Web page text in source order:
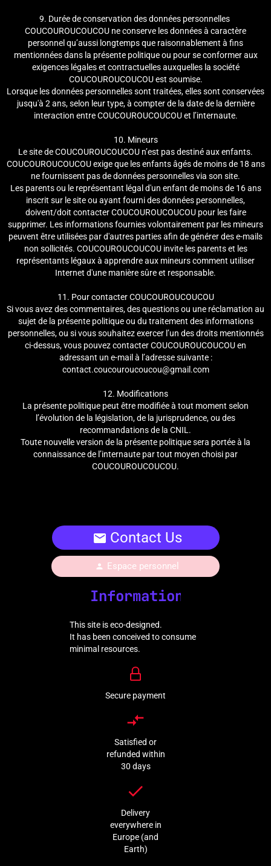
9. Durée de conservation des données personnelles
COUCOUROUCOUCOU ne conserve les données à caractère
personnel qu’aussi longtemps que raisonnablement à fins
mentionnées dans la présente politique ou pour se conformer aux
exigences légales et contractuelles auxquelles la société
COUCOUROUCOUCOU est soumise.
Lorsque les données personnelles sont traitées, elles sont conservées
jusqu'à 2 ans, selon leur type, à compter de la date de la dernière
interaction entre COUCOUROUCOUCOU et l’internaute.
10. Mineurs
Le site de COUCOUROUCOUCOU n’est pas destiné aux enfants.
COUCOUROUCOUCOU exige que les enfants âgés de moins de 18 ans
ne fournissent pas de données personnelles via son site.
Les parents ou le représentant légal d'un enfant de moins de 16 ans
inscrit sur le site ou ayant fourni des données personnelles,
doivent/doit contacter COUCOUROUCOUCOU pour les faire
supprimer. Les informations fournies volontairement par les mineurs
peuvent être utilisées par d'autres parties afin de générer des e-mails
non sollicités. COUCOUROUCOUCOU invite les parents et les
représentants légaux à apprendre aux mineurs comment utiliser
Internet d'une manière sûre et responsable.
11. Pour contacter COUCOUROUCOUCOU
Si vous avez des commentaires, des questions ou une réclamation au
sujet de la présente politique ou du traitement des informations
personnelles, ou si vous souhaitez exercer l’un des droits mentionnés
ci-dessus, vous pouvez contacter COUCOUROUCOUCOU en
adressant un e-mail à l’adresse suivante :
contact.coucouroucoucou@gmail.com
12. Modifications
La présente politique peut être modifiée à tout moment selon
l’évolution de la législation, de la jurisprudence, ou des
recommandations de la CNIL.
Toute nouvelle version de la présente politique sera portée à la
connaissance de l’internaute par tout moyen choisi par
COUCOUROUCOUCOU.
mail Contact Us
person Espace personnel
Information
This site is eco-designed.
It has been conceived to consume
minimal resources.
Secure payment
compare_arrows
Satisfied or
refunded within
30 days
done
Delivery
everywhere in
Europe (and
Earth)